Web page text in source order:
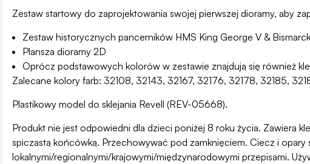
Zestaw startowy do zaprojektowania swojej pierwszej dioramy, aby
Zestaw historycznych pancerników HMS King George V & Bismarck
Plansza dioramy 2D
Oprócz podstawowych kolorów w zestawie znajdują się również
Zalecane kolory farb: 32108, 32143, 32167, 32176, 32178, 32185,
Plastikowy model do sklejania Revell (REV-05668).
Produkt nie jest odpowiedni dla dzieci poniżej 8 roku życia. Zawiera
spiczastą końcówką. Przechowywać pod zamknięciem. Ciecz i opary
lokalnymi/regionalnymi/krajowymi/międzynarodowymi przepisami.